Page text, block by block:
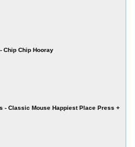
Chip Chip Hooray
- Classic Mouse Happiest Place Press +